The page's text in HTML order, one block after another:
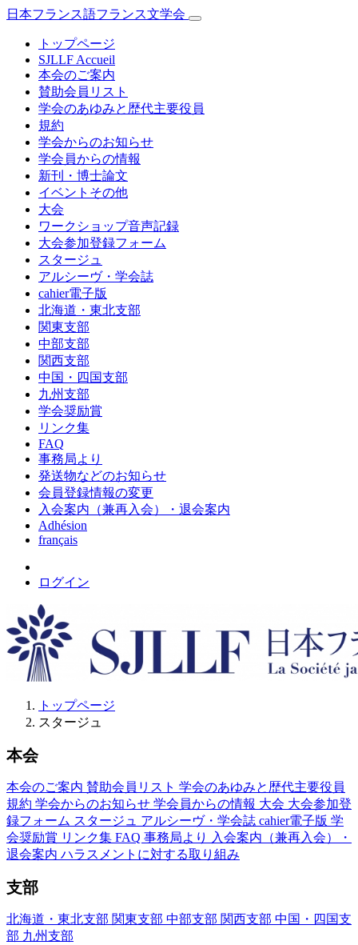
日本フランス語フランス文学会
トップページ
SJLLF Accueil
本会のご案内
賛助会員リスト
学会のあゆみと歴代主要役員
規約
学会からのお知らせ
学会員からの情報
新刊・博士論文
イベントその他
大会
ワークショップ音声記録
大会参加登録フォーム
スタージュ
アルシーヴ・学会誌
cahier電子版
北海道・東北支部
関東支部
中部支部
関西支部
中国・四国支部
九州支部
学会奨励賞
リンク集
FAQ
事務局より
発送物などのお知らせ
会員登録情報の変更
入会案内（兼再入会）・退会案内
Adhésion
français
ログイン
トップページ
スタージュ
本会
本会のご案内 賛助会員リスト 学会のあゆみと歴代主要役員
規約 学会からのお知らせ 学会員からの情報 大会 大会参加登
録フォーム スタージュ アルシーヴ・学会誌 cahier電子版 学
会奨励賞 リンク集 FAQ 事務局より
入会案内（兼再入会）・
退会案内 ハラスメントに対する取り組み
支部
北海道・東北支部 関東支部 中部支部 関西支部 中国・四国支
部 九州支部